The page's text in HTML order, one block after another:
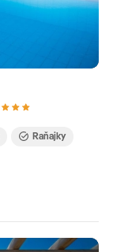
Raňajky